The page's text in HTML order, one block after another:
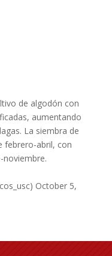
de algodón con
aumentando
La siembra de
febrero-abril, con
noviembre.
October 5,